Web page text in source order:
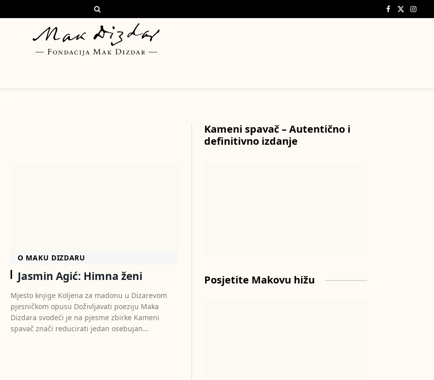
Facebook
X
O MAKU DIZDARU
Jasmin Agić: Himna ženi
Mjesto knjige Koljena za madonu u Dizarevom
pjesničkom opusu Doživljavati poeziju Maka
Dizdara svodeći je na pjesme zbirke Kameni
spavač znači reducirati jedan osebujan…
Kameni spavač – Autentično i
definitivno izdanje
Posjetite Makovu hižu